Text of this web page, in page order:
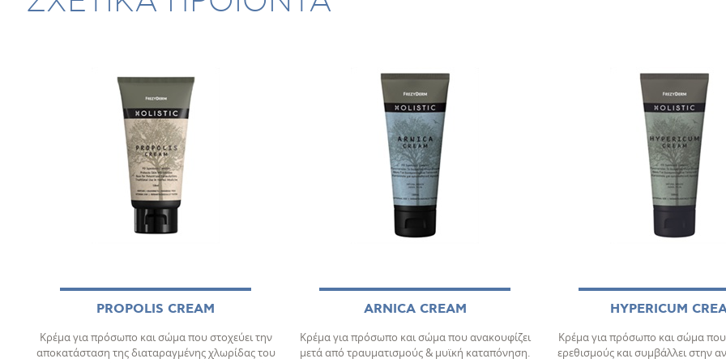
PROPOLIS CREAM
Κρέμα για πρόσωπο και σώμα που στοχεύει την
αποκατάσταση της διαταραγμένης χλωρίδας του
ARNICA CREAM
Κρέμα για πρόσωπο και σώμα που ανακουφίζει
μετά από τραυματισμούς & μυϊκή καταπόνηση.
HYPERICUM
Κρέμα για πρόσωπο και σώμα που
ερεθισμούς και συμβάλλει στην